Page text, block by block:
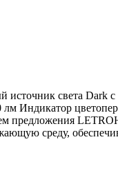
света Dark
лм Индикатор
предложения
среду,